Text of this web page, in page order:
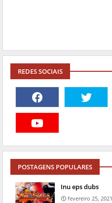
REDES SOCIAIS
POSTAGENS POPULARES
Inu eps dubs
fevereiro 25, 2021